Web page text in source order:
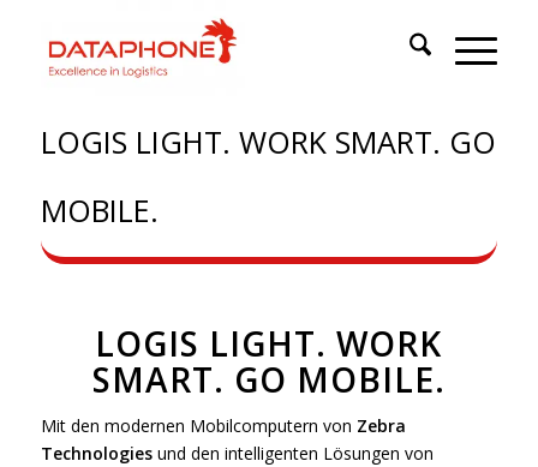
LOGIS LIGHT. WORK SMART. GO
MOBILE.
LOGIS LIGHT. WORK
SMART. GO MOBILE.
Mit den modernen Mobilcomputern von Zebra
Technologiesund den intelligenten Lösungen von